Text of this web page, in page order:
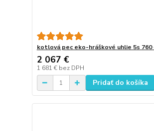
kotlová pec eko-hráškové uhlie 5s 760
2 067 €
1 681 € bez DPH
Pridať do košíka